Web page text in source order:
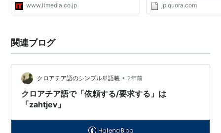
www.itmedia.co.jp jp.quora.com
関連ブログ
クロアチア語のシンプル単語帳 • 2年前
クロアチア語で「依頼する/要求する」は
「zahtjev」